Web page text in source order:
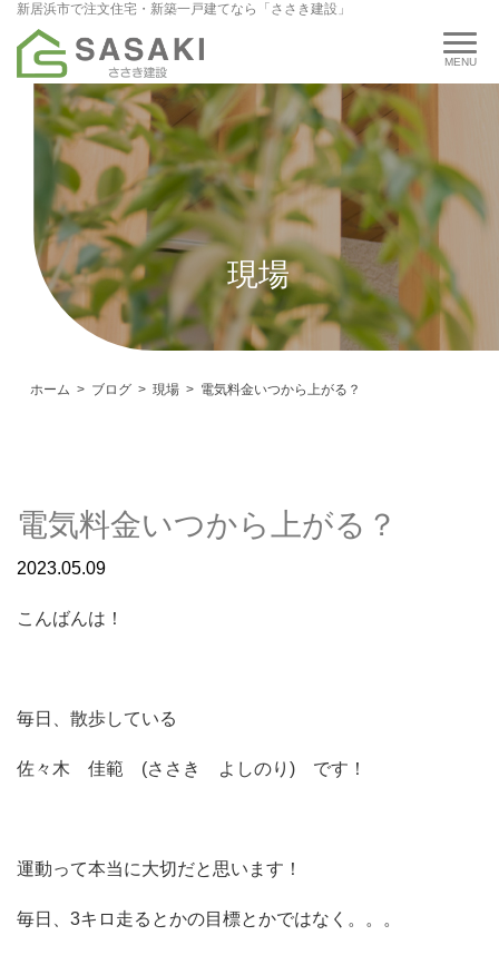
新居浜市で注文住宅・新築一戸建てなら「ささき建設」
現場
ホーム ブログ 現場 電気料金いつから上がる？
電気料金いつから上がる？
2023.05.09
こんばんは！
毎日、散歩している
佐々木 佳範 (ささき よしのり) です！
運動って本当に大切だと思います！
毎日、3キロ走るとかの目標とかではなく。。。